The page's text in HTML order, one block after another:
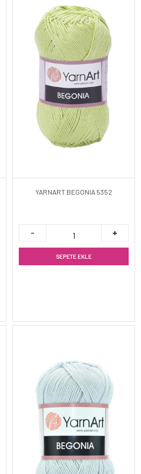
YARNART BEGONIA 5352
SEPETE EKLE